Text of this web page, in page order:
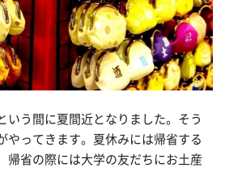
いう間に夏間近となりました。そう
やってきます。夏休みには帰省する
帰省の際には大学の友だちにお土産